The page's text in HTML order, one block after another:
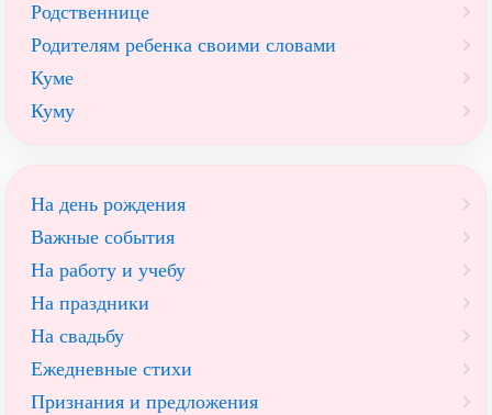
Родственнице
Родителям ребенка своими словами
Куме
Куму
На день рождения
Важные события
На работу и учебу
На праздники
На свадьбу
Ежедневные стихи
Признания и предложения